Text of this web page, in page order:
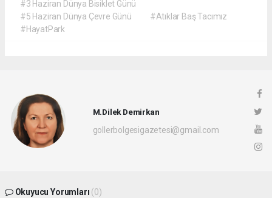
#3 Haziran Dünya Bisiklet Günü
#5 Haziran Dünya Çevre Günü
#Atıklar Baş Tacımız
#HayatPark
M.Dilek Demirkan
gollerbolgesigazetesi@gmail.com
Okuyucu Yorumları (0)